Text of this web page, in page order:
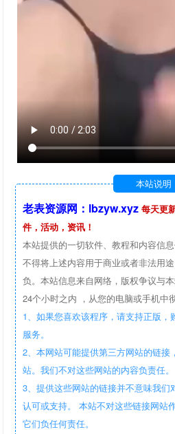
本站说明
老表资源网：lbzyw.xyz 每天更
件，活动，资讯！
本站提供的一切软件、教程和内容信
不得将上述内容用于商业或者非法用
负。本站信息来自网络，版权争议与
24个小时之内 ，从您的电脑或手机中
1、如果您喜欢该程序，请支持正版，
服务。
2、本网站可能提供第三方网站的链接
站。我们不对这些网站的内容负责任。
3、提供这些网站的链接并不意味我们
认可或支持。 本站不对这些链接网站
它们负任何责任。